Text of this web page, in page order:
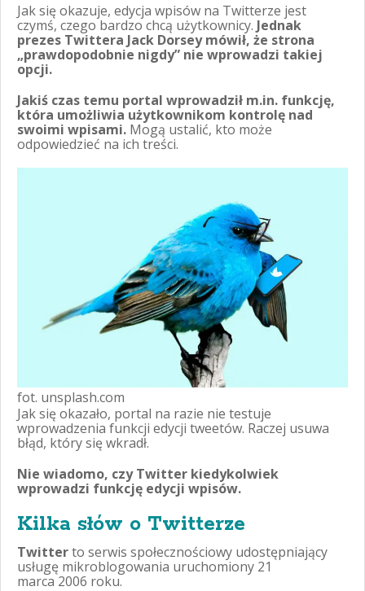
Jak się okazuje, edycja wpisów na Twitterze jest
czymś, czego bardzo chcą użytkownicy. Jednak
prezes Twittera Jack Dorsey mówił, że strona
„prawdopodobnie nigdy” nie wprowadzi takiej
opcji.
Jakiś czas temu portal wprowadził m.in. funkcję,
która umożliwia użytkownikom kontrolę nad
swoimi wpisami. Mogą ustalić, kto może
odpowiedzieć na ich treści.
fot. unsplash.com
Jak się okazało, portal na razie nie testuje
wprowadzenia funkcji edycji tweetów. Raczej usuwa
błąd, który się wkradł.
Nie wiadomo, czy Twitter kiedykolwiek
wprowadzi funkcję edycji wpisów.
Kilka słów o Twitterze
Twitterto serwis społecznościowy udostępniający
usługę mikroblogowania uruchomiony 21
marca 2006 roku.